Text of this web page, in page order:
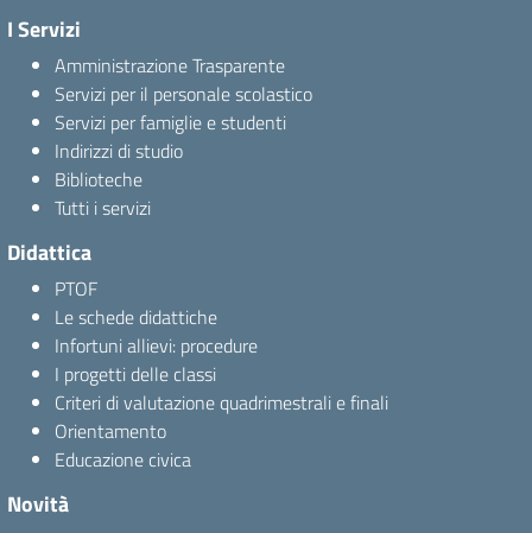
I Servizi
Amministrazione Trasparente
Servizi per il personale scolastico
Servizi per famiglie e studenti
Indirizzi di studio
Biblioteche
Tutti i servizi
Didattica
PTOF
Le schede didattiche
Infortuni allievi: procedure
I progetti delle classi
Criteri di valutazione quadrimestrali e finali
Orientamento
Educazione civica
Novità